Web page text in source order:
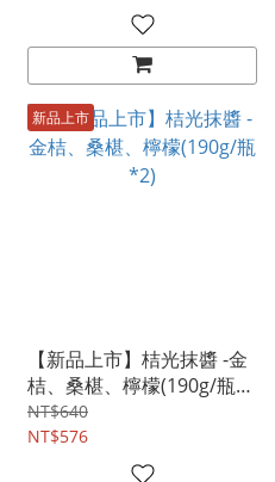
新品上市
【新品上市】桔光抹醬 -金
桔、桑椹、檸檬(190g/瓶
*2)
NT$640
NT$576